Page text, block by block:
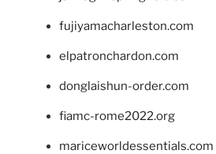
fujiyamacharleston.com
elpatronchardon.com
donglaishun-order.com
fiamc-rome2022.org
mariceworldessentials.com